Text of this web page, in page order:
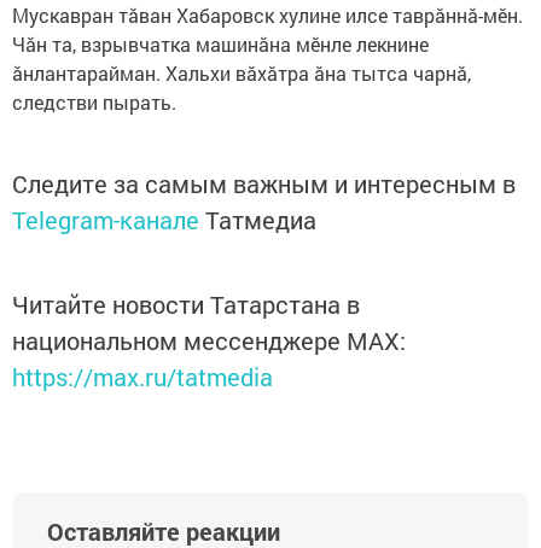
Мускавран тăван Хабаровск хулине илсе таврăннă-мӗн.
Чăн та, взрывчатка машинăна мӗнле лекнине
ăнлантарайман. Хальхи вăхăтра ăна тытса чарнă,
следстви пырать.
Следите за самым важным и интересным в
Telegram-канале Татмедиа
Читайте новости Татарстана в
национальном мессенджере MАХ:
https://max.ru/tatmedia
Оставляйте реакции